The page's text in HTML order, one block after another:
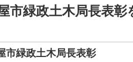
市緑政土木局長表彰
市緑政土木局長表彰